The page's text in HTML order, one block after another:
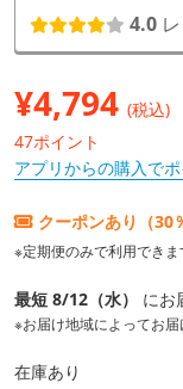
4.0
¥4,794 (税込)
47ポイント
アプリからの購入で
クーポンあり（30
※定期便のみで利用できま
最短 8/12（水） にお
※お届け地域によってお届
在庫あり